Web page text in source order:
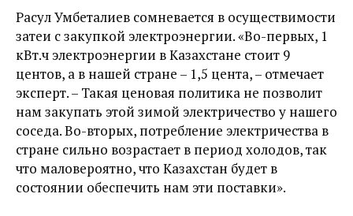
Расул Умбеталиев сомневается в осуществимости
затеи с закупкой электроэнергии. «Во-первых, 1
кВт.ч электроэнергии в Казахстане стоит 9
центов, а в нашей стране – 1,5 цента, – отмечает
эксперт. – Такая ценовая политика не позволит
нам закупать этой зимой электричество у нашего
соседа. Во-вторых, потребление электричества в
стране сильно возрастает в период холодов, так
что маловероятно, что Казахстан будет в
состоянии обеспечить нам эти поставки».